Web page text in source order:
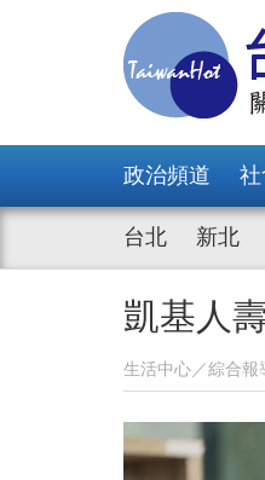
政治頻道
台北 新北
凱基人
生活中心／綜合報